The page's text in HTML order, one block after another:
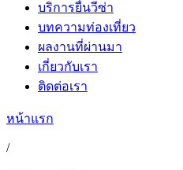
บริการยื่นวีซ่า
บทความท่องเที่ยว
ผลงานที่ผ่านมา
เกี่ยวกับเรา
ติดต่อเรา
หน้าแรก
/